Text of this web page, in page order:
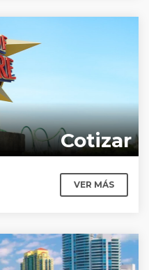
Cotizar
VER MÁS